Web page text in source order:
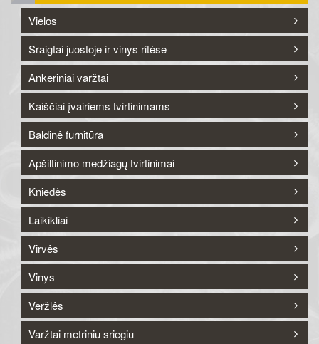
Vielos
Sraigtai juostoje ir vinys ritėse
Ankeriniai varžtai
Kaiščiai įvairiems tvirtinimams
Baldinė furnitūra
Apšiltinimo medžiagų tvirtinimai
Kniedės
Laikikliai
Virvės
Vinys
Veržlės
Varžtai metriniu sriegiu